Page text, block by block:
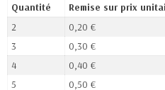
Quantité Remise sur prix
2
0,20 €
3
0,30 €
4
0,40 €
5
0,50 €